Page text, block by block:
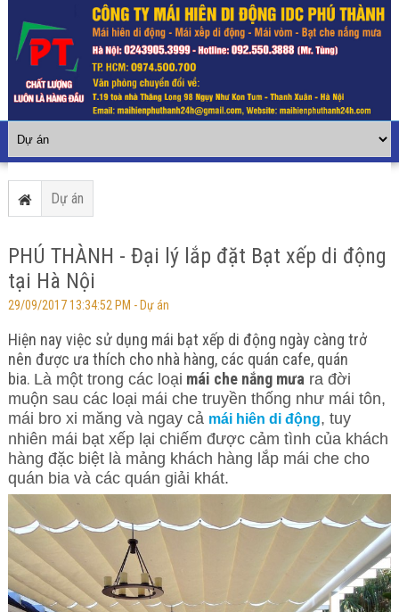
Dự án
PHÚ THÀNH - Đại lý lắp đặt Bạt xếp di động
tại Hà Nội
29/09/2017 13:34:52 PM - Dự án
Hiện nay việc sử dụng mái bạt xếp di động ngày càng trở
nên được ưa thích cho nhà hàng, các quán cafe, quán
bia. Là một trong các loại mái che nắng mưara đời
muộn sau các loại mái che truyền thống như mái tôn,
mái bro xi măng và ngay cả mái hiên di động, tuy
nhiên mái bạt xếp lại chiếm được cảm tình của khách
hàng đặc biệt là mảng khách hàng lắp mái che cho
quán bia và các quán giải khát.